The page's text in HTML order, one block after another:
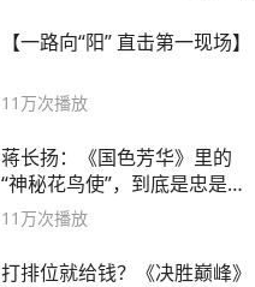
【一路向“阳” 直击第一现场】
11万次播放
蒋长扬：《国色芳华》里的
“神秘花鸟使”，到底是忠是
奸？
11万次播放
打排位就给钱？《决胜巅峰》